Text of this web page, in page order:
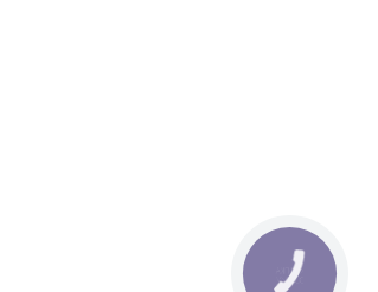
КНОПКА
ЗВ'ЯЗКУ